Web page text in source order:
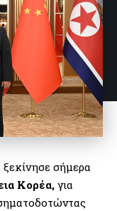
ξεκίνησε σήμερα
Κορέα, για